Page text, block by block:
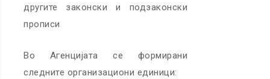
другите законски и подзаконски
прописи
Во Агенцијата се формирани
следните организациони единици: